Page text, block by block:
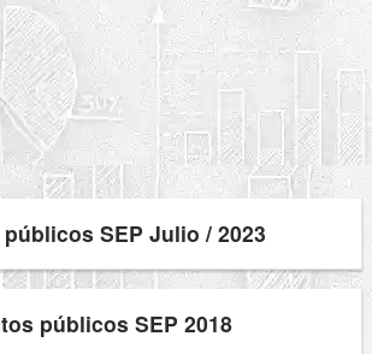
SEP Julio / 2023
públicos SEP 2018